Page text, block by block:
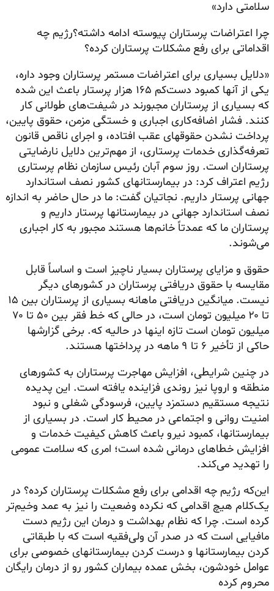
سلامتی دارد»
چرا اعتراضات پرستاران پیوسته ادامه داشته؟‌رژیم چه
اقداماتی برای رفع مشکلات پرستاران کرده؟
«دلایل بسیاری برای اعتراضات مستمر پرستاران وجود داره،
یکی از آنها کمبود دست‌کم ۱۶۵ هزار پرستار باعث این شده
که بسیاری از پرستاران مجبورند در شیفت‌های طولانی کار
کنند. فشار اضافه‌کاری اجباری و خستگی مزمن، حقوق پایین،
پرداخت نشدن حقوقهای عقب افتاده، و اجرای ناقص قانون
تعرفه‌گذاری خدمات پرستاری، از مهم‌ترین دلایل نارضایتی
پرستاران است. روز سوم آبان رئیس سازمان نظام پرستاری
رژیم اعتراف کرد: در بیمارستانهای کشور نصف استاندارد
جهانی پرستار داریم. نجاتیان گفت: ما در حال حاضر به اندازه
نصف استاندارد جهانی در بیمارستانها پرستار داریم و
پرستاران ما که عمدتاً خانم‌ها هستند مجبور به کار اجباری
می‌شوند.
حقوق و مزایای پرستاران بسیار ناچیز است و اساساً قابل
مقایسه با حقوق دریافتی پرستاران در کشورهای دیگر
نیست. میانگین دریافتی ماهانه بسیاری از پرستاران بین ۱۵
تا ۲۰ میلیون تومان است، در حالی که خط فقر بین ۵۰ تا ۷۰
میلیون تومان است تازه اینها در حالیه که. برخی گزارشها
حاکی از تأخیر ۶ تا ۹ ماهه در پرداختها هستند.
در چنین شرایطی، افزایش مهاجرت پرستاران به کشورهای
منطقه و اروپا نیز روندی فزاینده یافته است. این پدیده
نتیجه مستقیم دستمزد پایین، فرسودگی شغلی و نبود
امنیت روانی و اجتماعی در محیط کار است. در بسیاری از
بیمارستانها، کمبود نیرو باعث کاهش کیفیت خدمات و
افزایش خطاهای درمانی شده است؛ امری که سلامت عمومی
را تهدید می‌کند.
این‌که رژیم چه اقدامی برای رفع مشکلات پرستاران کرده؟ در
یک‌کلام هیچ اقدامی که نکرده وضعیت را نیز به عمد وخیم‌تر
کرده است. چرا که نظام بهداشت و درمان این رژیم دست
مافیایی است که در صدر آن ولی‌فقیه است که با طبقاتی
کردن بیمارستانها و درست کردن بیمارستانهای خصوصی برای
عوامل خودشون، بخش عمده بیماران کشور رو از درمان رایگان
محروم کرده